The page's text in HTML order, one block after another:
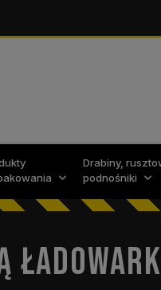
Drabiny,
podnośniki